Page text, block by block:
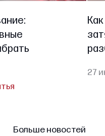
27
Больше новостей